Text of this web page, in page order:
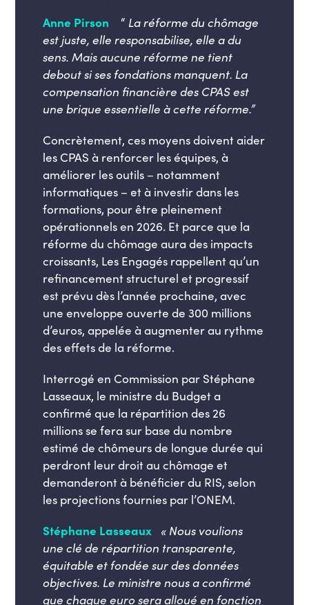
Anne Pirson
“ La réforme du chômage
est juste, elle responsabilise, elle a du
sens. Mais aucune réforme ne tient
debout si ses fondations manquent. La
compensation financière des CPAS est
une brique essentielle à cette réforme.”
Concrètement, ces moyens doivent aider
les CPAS à renforcer les équipes, à
améliorer les outils – notamment
informatiques – et à investir dans les
formations, pour être pleinement
opérationnels en 2026. Et parce que la
réforme du chômage aura des impacts
croissants, Les Engagés rappellent qu’un
refinancement structurel et progressif
est prévu dès l’année prochaine, avec
une enveloppe ouverte de 300 millions
d’euros, appelée à augmenter au rythme
des effets de la réforme.
Interrogé en Commission par Stéphane
Lasseaux, le ministre du Budget a
confirmé que la répartition des 26
millions se fera sur base du nombre
estimé de chômeurs de longue durée qui
perdront leur droit au chômage et
demanderont à bénéficier du RIS, selon
les projections fournies par l’ONEM.
Stéphane Lasseaux « Nous voulions
une clé de répartition transparente,
équitable et fondée sur des données
objectives. Le ministre nous a confirmé
que chaque euro sera alloué en fonction